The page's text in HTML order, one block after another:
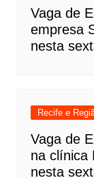
Vaga de
empresa
nesta
Recife e
Vaga de
na clínica
nesta